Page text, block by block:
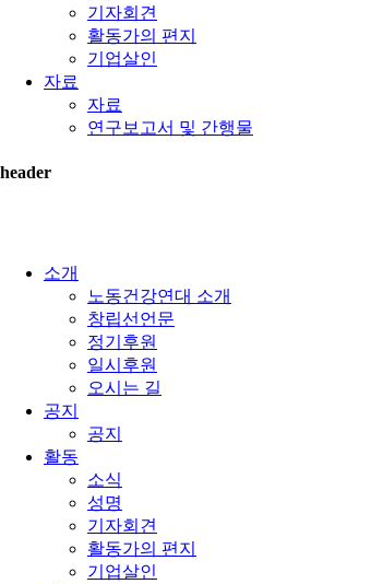
기자회견
활동가의 편지
기업살인
자료
자료
연구보고서 및 간행물
header
소개
노동건강연대 소개
창립선언문
정기후원
일시후원
오시는 길
공지
공지
활동
소식
성명
기자회견
활동가의 편지
기업살인